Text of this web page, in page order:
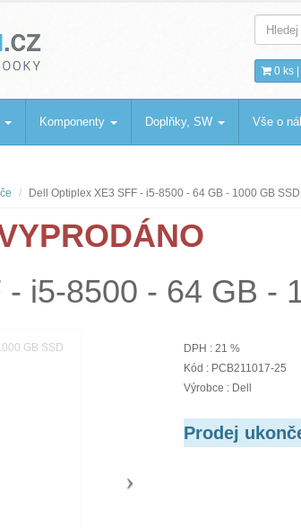
0 ks |
Komponenty Doplňky, SW Vše o
Dell Optiplex XE3 SFF - i5-8500 - 64 GB - 1000 GB SSD
i5-8500 - 64 GB -
DPH : 21 %
Kód : PCB211017-25
Výrobce : Dell
Prodej